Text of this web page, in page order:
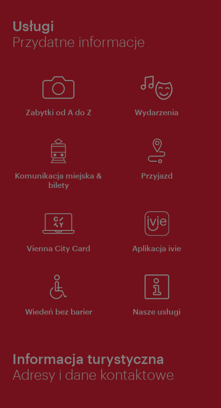
Usługi
Przydatne informacje
Zabytki od A do Z Wydarzenia
Komunikacja miejska &
bilety
Przyjazd
Vienna City Card Aplikacja ivie
Wiedeń bez barier Nasze usługi
Informacja turystyczna
Adresy i dane kontaktowe